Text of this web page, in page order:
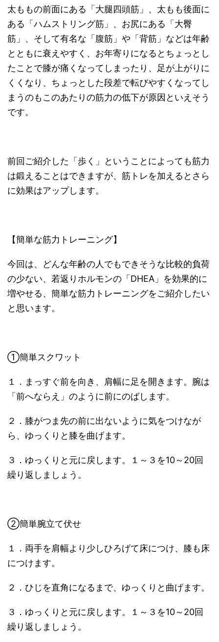
太ももの前面にある「大腿四頭筋」、太もも後面に
ある「ハムストリング筋」、お尻にある「大臀
筋」、そして有名な「腹筋」や「背筋」などは年齢
とともに衰えやすく、お年寄りになるとちょっとし
たことで膝が痛くなってしまったり、足が上がりに
くくなり、ちょっとした段差で転びやすくなってし
まうのもこのあたりの筋力の低下が原因といえそう
です。
前回ご紹介した「歩く」ということによっても筋力
は鍛えることはできますが、筋トレを加えるとさら
に効果はアップします。
【簡単な筋力トレーニング】
今回は、どんな年齢の人でもできそうな比較的負荷
の少ない、若返りホルモンの「DHEA」を効果的に
増やせる、簡単な筋力トレーニングをご紹介したい
と思います。
①簡単スクワット
１．まっすぐ前を向き、肩幅に足を開きます。腕は
「前へならえ」のように前にのばします。
２．膝がつま先の前に出ないように気をつけなが
ら、ゆっくりと膝を曲げます。
３．ゆっくりと元に戻します。１～３を10～20回
繰り返しましょう。
②簡単腕立て伏せ
１．両手を肩幅より少しひろげて床につけ、膝も床
につけます。
２．ひじを直角になるまで、ゆっくりと曲げます。
３．ゆっくりと元に戻します。１～３を10～20回
繰り返しましょう。